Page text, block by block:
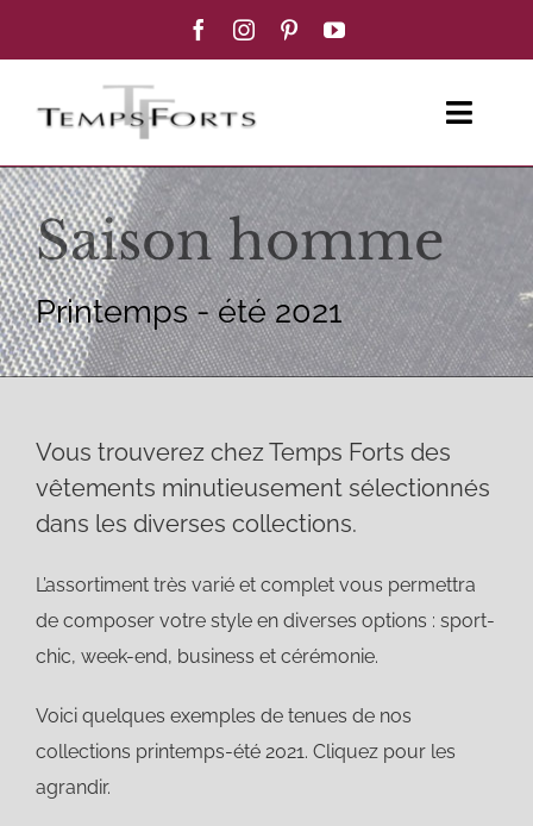
ACCUEIL
FEMME
HOMME
BLOG MODE
CONTACT
Saison homme
Printemps - été 2021
Vous trouverez chez Temps Forts des
vêtements minutieusement sélectionnés
dans les diverses collections.
L’assortiment très varié et complet vous permettra
de composer votre style en diverses options : sport-
chic, week-end, business et cérémonie.
Voici quelques exemples de tenues de nos
collections printemps-été 2021. Cliquez pour les
agrandir.